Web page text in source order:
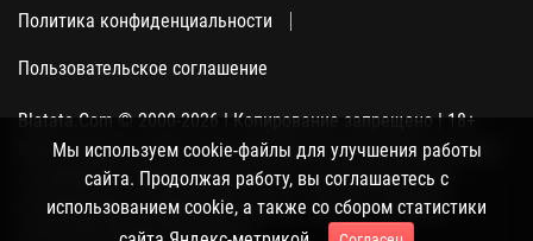
Политика конфиденциальности
Пользовательское соглашение
Blatata.Com © 2000-2026 | Копирование запрещено | 18+
Использование сайта подразумевает ваше полное согласие
с политикой конфиденциальности, пользовательским
соглашением и поддержкой куки, а также со сбором
статистики Яндекс-метрикой.
Мы используем cookie-файлы для улучшения работы
сайта. Продолжая работу, вы соглашаетесь с
использованием cookie, а также со сбором статистики